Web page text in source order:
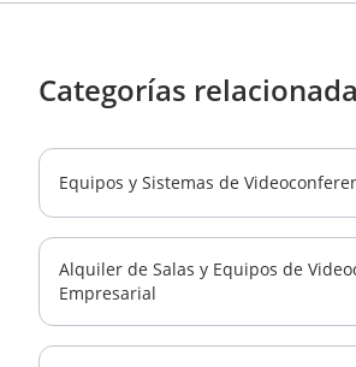
Categorías
Equipos y Sistemas de
Alquiler de Salas y Equipos de
Empresarial